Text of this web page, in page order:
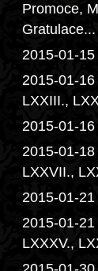
Promoce,
Gratulace...
2015-01-
2015-01-
LXXIII.,
2015-01-
2015-01-
LXXVII.,
2015-01-
2015-01-
LXXXV.,